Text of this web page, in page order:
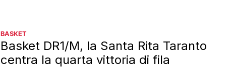
BASKET
Basket DR1/M, la Santa Rita Taranto
centra la quarta vittoria di fila